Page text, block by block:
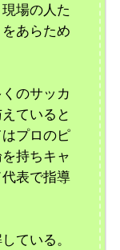
場の人た
あらため
のサッカ
ていると
プロのピ
持ちキャ
表で指導
ている。